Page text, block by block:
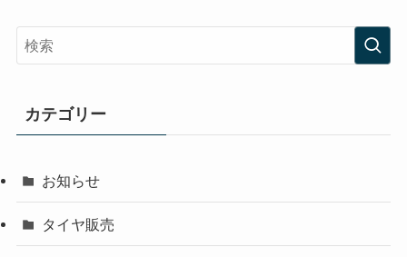
カテゴリー
お知らせ
タイヤ販売